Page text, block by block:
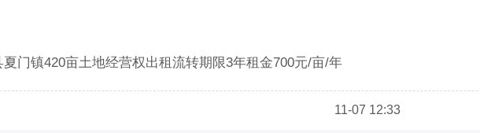
合理
门镇420亩土地经营权出租流转期限3年租金700元/亩/年
11-07 12:33